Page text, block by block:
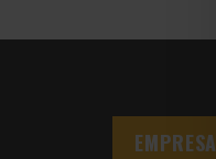
EMPRESA